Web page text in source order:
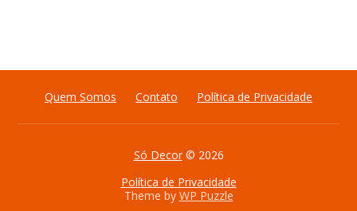
Quem Somos Contato Política de Privacidade
Só Decor© 2026
Política de Privacidade
Theme by WP Puzzle